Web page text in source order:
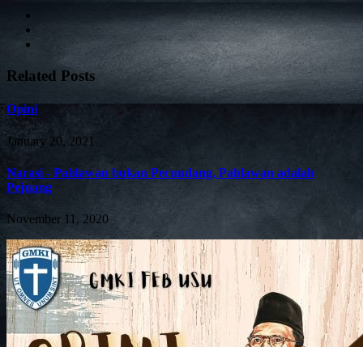
Related Posts
Opini
January 20, 2021
Narasi - Pahlawan bukan Pecundang, Pahlawan adalah
Pejuang
November 11, 2020